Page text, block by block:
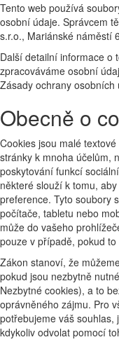
Tento web používá
osobní údaje. Správcem
s.r.o., Mariánské náměstí
Další detailní informace o
zpracováváme osobní
Zásady ochrany
Obecně o
Cookies jsou malé
stránky k mnoha účelům,
poskytování funkcí
některé slouží k tomu,
preference. Tyto soubory
počítače, tabletu nebo
může do vašeho
pouze v případě, pokud
Zákon stanoví, že
pokud jsou nezbytně
Nezbytné cookies), a to
oprávněného zájmu. Pro
potřebujeme váš souhlas,
kdykoliv odvolat pomocí